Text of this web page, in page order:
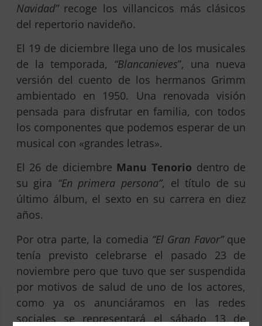
Navidad” recoge los villancicos más clásicos
del repertorio navideño.
El 19 de diciembre llega uno de los musicales
de la temporada, “Blancanieves”, una nueva
versión del cuento de los hermanos Grimm
ambientado en 1950. Una renovada visión
pensada para disfrutar en familia, con todos
los componentes que podemos esperar de un
musical con «grandes letras».
El 26 de diciembre Manu Tenorio dentro de
su gira “En primera persona”, el título de su
último álbum, el sexto en su carrera en diez
años.
Por otra parte, la comedia “El Gran Favor”que
tenía previsto celebrarse el pasado 23 de
noviembre pero que tuvo que ser suspendida
por motivos de salud de uno de los actores,
como ya os anunciáramos en las redes
sociales se representará el sábado 13 de